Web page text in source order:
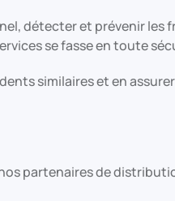
détecter et prévenir les
se fasse en toute
similaires et en
partenaires de